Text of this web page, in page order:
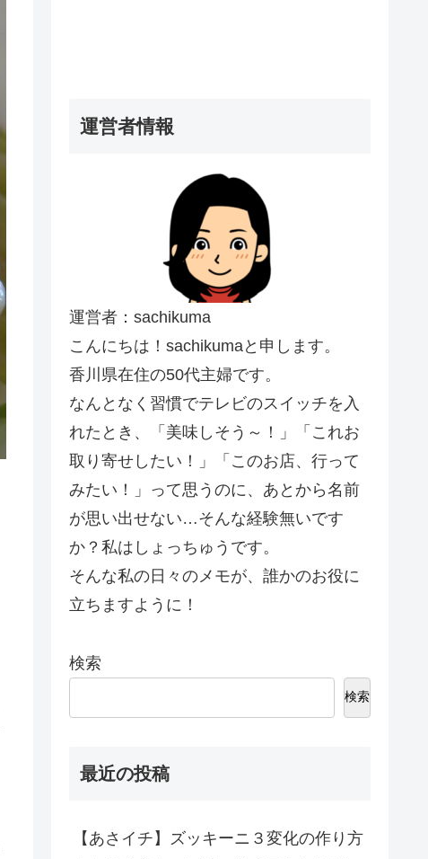
運営者情報
運営者：sachikuma
こんにちは！sachikumaと申します。
香川県在住の50代主婦です。
なんとなく習慣でテレビのスイッチを入
れたとき、「美味しそう～！」「これお
取り寄せしたい！」「このお店、行って
みたい！」って思うのに、あとから名前
が思い出せない…そんな経験無いです
か？私はしょっちゅうです。
そんな私の日々のメモが、誰かのお役に
立ちますように！
検索
検索
最近の投稿
【あさイチ】ズッキーニ３変化の作り方